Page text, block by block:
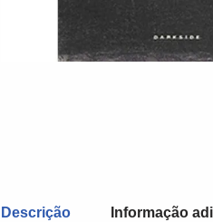
Descrição Informação